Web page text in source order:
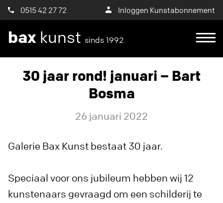
0515 42 27 72 Inloggen Kunstabonnement
bax kunst sinds 1992
30 jaar rond! januari – Bart
Bosma
26 januari 2022
Galerie Bax Kunst bestaat 30 jaar.
Speciaal voor ons jubileum hebben wij 12
kunstenaars gevraagd om een schilderij te